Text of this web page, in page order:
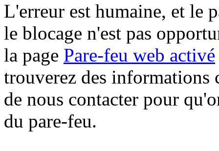
L'erreur est humaine, et le
le blocage n'est pas
la page Pare-feu web activé
trouverez des informations
de nous contacter pour
du pare-feu.